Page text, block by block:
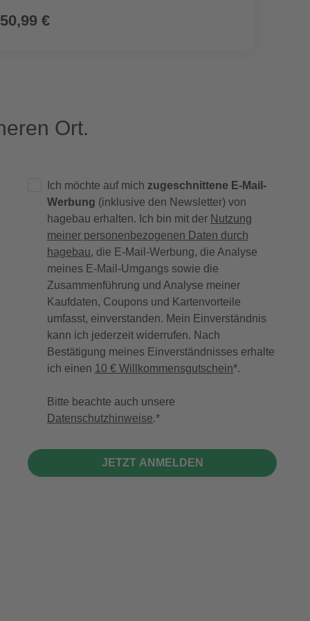
50,99 €
Ort.
Ich möchte auf mich zugeschnittene E-Mail-
Werbung (inklusive den Newsletter) von
hagebau erhalten. Ich bin mit der Nutzung
meiner personenbezogenen Daten durch
hagebau, die E-Mail-Werbung, die Analyse
meines E-Mail-Umgangs sowie die
Zusammenführung und Analyse meiner
Kaufdaten, Coupons und Kartenvorteile
umfasst, einverstanden. Mein Einverständnis
kann ich jederzeit widerrufen. Nach
Bestätigung meines Einverständnisses erhalte
ich einen 10 € Willkommensgutschein*.
Bitte beachte auch unsere
Datenschutzhinweise.
JETZT ANMELDEN